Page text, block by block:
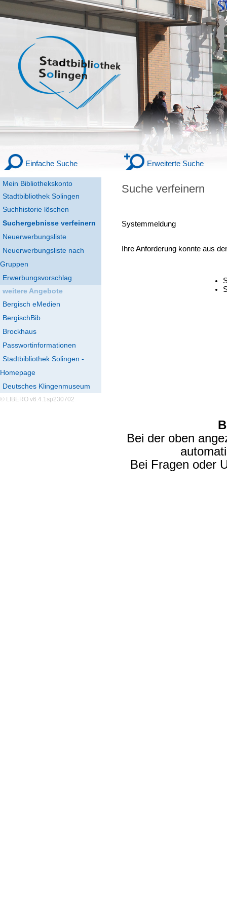
Mein Bibliothekskonto
Stadtbibliothek Solingen
Einfache Suche Erweiterte Suche
Suchhistorie löschen
Suchergebnisse verfeinern
Neuerwerbungsliste
Neuerwerbungsliste nach
Gruppen
Erwerbungsvorschlag
weitere Angebote
Bergisch eMedien
BergischBib
Brockhaus
Passwortinformationen
Stadtbibliothek Solingen -
Homepage
Deutsches Klingenmuseum
© LIBERO v6.4.1sp230702
Suche verfeinern
Systemmeldung
Ihre Anforderung konnte aus
Bei der oben
Bei Fragen oder